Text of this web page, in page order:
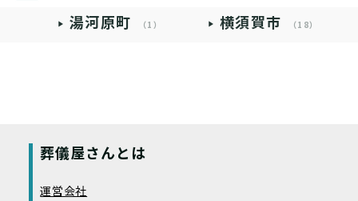
湯河原町 （1） 横須賀市 （18）
葬儀屋さんとは
運営会社